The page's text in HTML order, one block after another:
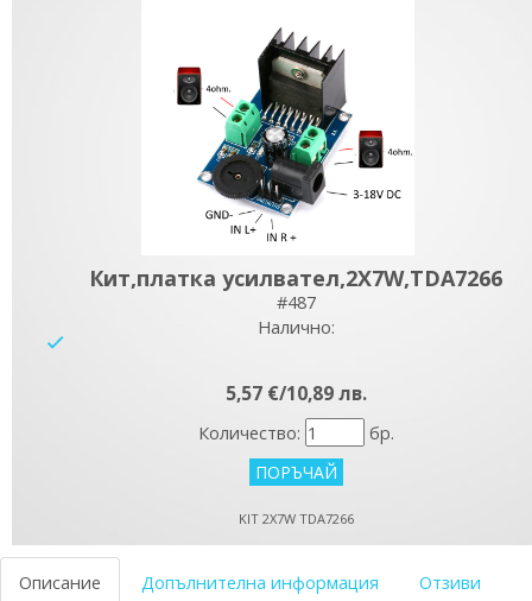
Кит,платка усилвател,2X7W,TDA7266
#487
Налично:
5,57 €/10,89 лв.
Количество: бр.
KIT 2X7W TDA7266
Описание Допълнителна информация Отзиви